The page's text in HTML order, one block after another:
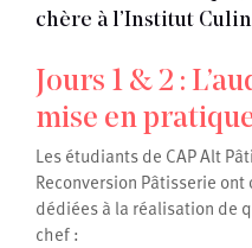
chère à l’Institut
Jours 1 & 2 :
mise en
Les étudiants de CAP Alt
Reconversion Pâtisserie
dédiées à la réalisation de
chef :